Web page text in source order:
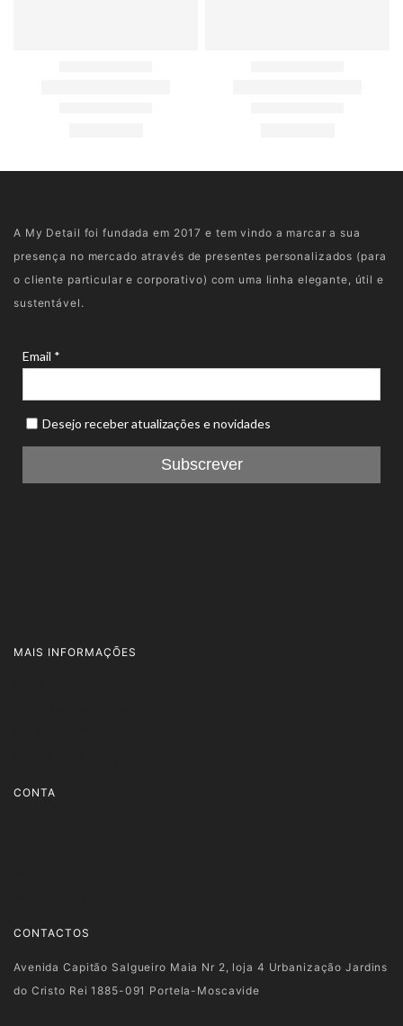
A My Detail foi fundada em 2017 e tem vindo a marcar a sua
presença no mercado através de presentes personalizados (para
o cliente particular e corporativo) com uma linha elegante, útil e
sustentável.
MAIS INFORMAÇÕES
CONTA
CONTACTOS
Avenida Capitão Salgueiro Maia Nr 2, loja 4 Urbanização Jardins
do Cristo Rei 1885-091 Portela-Moscavide